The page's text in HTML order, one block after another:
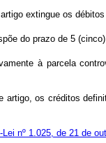
extingue os
do prazo de 5
à parcela
artigo, os créditos
nº 1.025, de 21 de